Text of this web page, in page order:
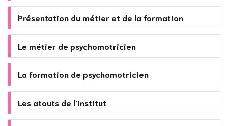
Présentation du métier et de la formation
Le métier de psychomotricien
La formation de psychomotricien
Les atouts de l’institut